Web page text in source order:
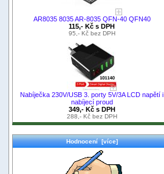
AR8035 8035 AR-8035 QFN-40 QFN40
115,- Kč s DPH
95,- Kč bez DPH
Nabíječka 230V/USB 3. porty 5V/3A LCD napětí i
nabíjecí proud
349,- Kč s DPH
288,- Kč bez DPH
Hodnocení [více]